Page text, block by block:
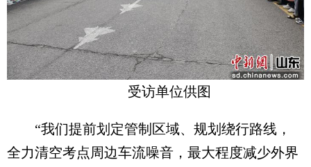
受访单位供图
“我们提前划定管制区域、规划绕行路线，
全力清空考点周边车流噪音，最大程度减少外界